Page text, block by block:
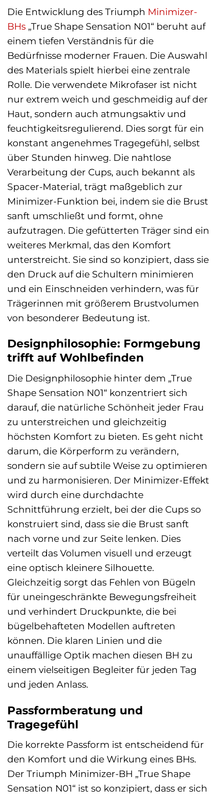
Die Entwicklung des Triumph Minimizer-
BHs „True Shape Sensation N01“ beruht auf
einem tiefen Verständnis für die
Bedürfnisse moderner Frauen. Die Auswahl
des Materials spielt hierbei eine zentrale
Rolle. Die verwendete Mikrofaser ist nicht
nur extrem weich und geschmeidig auf der
Haut, sondern auch atmungsaktiv und
feuchtigkeitsregulierend. Dies sorgt für ein
konstant angenehmes Tragegefühl, selbst
über Stunden hinweg. Die nahtlose
Verarbeitung der Cups, auch bekannt als
Spacer-Material, trägt maßgeblich zur
Minimizer-Funktion bei, indem sie die Brust
sanft umschließt und formt, ohne
aufzutragen. Die gefütterten Träger sind ein
weiteres Merkmal, das den Komfort
unterstreicht. Sie sind so konzipiert, dass sie
den Druck auf die Schultern minimieren
und ein Einschneiden verhindern, was für
Trägerinnen mit größerem Brustvolumen
von besonderer Bedeutung ist.
Designphilosophie: Formgebung
trifft auf Wohlbefinden
Die Designphilosophie hinter dem „True
Shape Sensation N01“ konzentriert sich
darauf, die natürliche Schönheit jeder Frau
zu unterstreichen und gleichzeitig
höchsten Komfort zu bieten. Es geht nicht
darum, die Körperform zu verändern,
sondern sie auf subtile Weise zu optimieren
und zu harmonisieren. Der Minimizer-Effekt
wird durch eine durchdachte
Schnittführung erzielt, bei der die Cups so
konstruiert sind, dass sie die Brust sanft
nach vorne und zur Seite lenken. Dies
verteilt das Volumen visuell und erzeugt
eine optisch kleinere Silhouette.
Gleichzeitig sorgt das Fehlen von Bügeln
für uneingeschränkte Bewegungsfreiheit
und verhindert Druckpunkte, die bei
bügelbehafteten Modellen auftreten
können. Die klaren Linien und die
unauffällige Optik machen diesen BH zu
einem vielseitigen Begleiter für jeden Tag
und jeden Anlass.
Passformberatung und
Tragegefühl
Die korrekte Passform ist entscheidend für
den Komfort und die Wirkung eines BHs.
Der Triumph Minimizer-BH „True Shape
Sensation N01“ ist so konzipiert, dass er sich